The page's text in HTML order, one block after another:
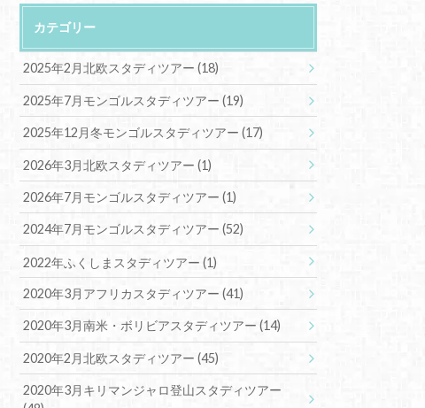
カテゴリー
2025年2月北欧スタディツアー(18)
2025年7月モンゴルスタディツアー(19)
2025年12月冬モンゴルスタディツアー(17)
2026年3月北欧スタディツアー(1)
2026年7月モンゴルスタディツアー(1)
2024年7月モンゴルスタディツアー(52)
2022年ふくしまスタディツアー(1)
2020年3月アフリカスタディツアー(41)
2020年3月南米・ボリビアスタディツアー(14)
2020年2月北欧スタディツアー(45)
2020年3月キリマンジャロ登山スタディツアー